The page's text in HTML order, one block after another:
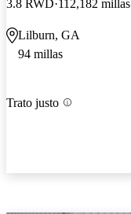
3.8 RWD 112,182 millas
Lilburn, GA
94 millas
Trato justo